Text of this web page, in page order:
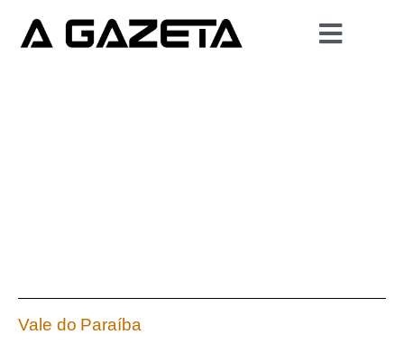
Vale do Paraíba